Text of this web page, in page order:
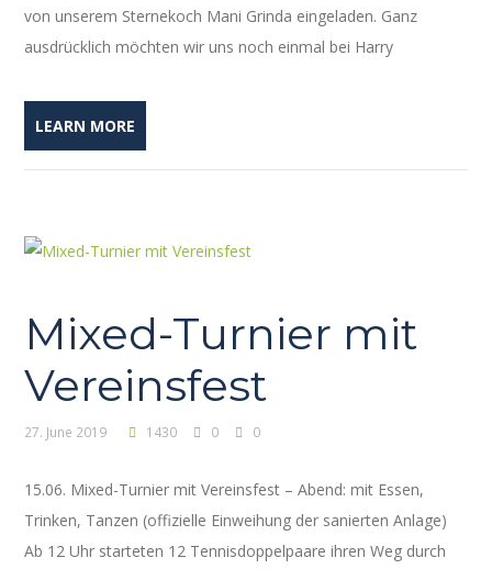
von unserem Sternekoch Mani Grinda eingeladen. Ganz
ausdrücklich möchten wir uns noch einmal bei Harry
LEARN MORE
Mixed-Turnier mit
Vereinsfest
27. June 2019 1430 0 0
15.06. Mixed-Turnier mit Vereinsfest – Abend: mit Essen,
Trinken, Tanzen (offizielle Einweihung der sanierten Anlage)
Ab 12 Uhr starteten 12 Tennisdoppelpaare ihren Weg durch